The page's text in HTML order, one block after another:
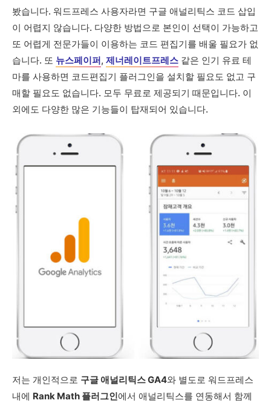
봤습니다. 워드프레스 사용자라면 구글 애널리틱스 코드 삽입
이 어렵지 않습니다. 다양한 방법으로 본인이 선택이 가능하고
또 어렵게 전문가들이 이용하는 코드 편집기를 배울 필요가 없
습니다. 또 뉴스페이퍼, 제너레이트프레스 같은 인기 유료 테
마를 사용하면 코드편집기 플러그인을 설치할 필요도 없고 구
매할 필요도 없습니다. 모두 무료로 제공되기 때문입니다. 이
외에도 다양한 많은 기능들이 탑재되어 있습니다.
저는 개인적으로 구글 애널리틱스 GA4와 별도로 워드프레스
내에 Rank Math 플러그인에서 애널리틱스를 연동해서 함께